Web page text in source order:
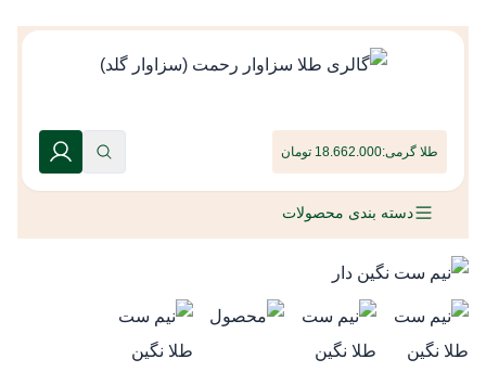
طلا گرمی:18.662.000 تومان
دسته بندی محصولات